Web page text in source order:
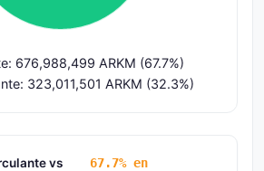
676,988,499 ARKM (67.7%)
323,011,501 ARKM (32.3%)
vs
67.7% en